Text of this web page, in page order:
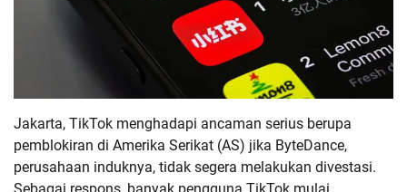
Jakarta, TikTok menghadapi ancaman serius berupa
pemblokiran di Amerika Serikat (AS) jika ByteDance,
perusahaan induknya, tidak segera melakukan divestasi.
Sebagai respons, banyak pengguna TikTok mulai